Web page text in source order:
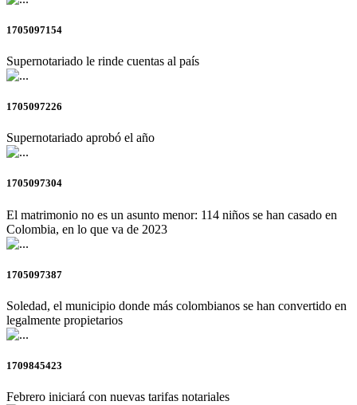
1705097154
Supernotariado le rinde cuentas al país
1705097226
Supernotariado aprobó el año
1705097304
El matrimonio no es un asunto menor: 114 niños se han casado en
Colombia, en lo que va de 2023
1705097387
Soledad, el municipio donde más colombianos se han convertido en
legalmente propietarios
1709845423
Febrero iniciará con nuevas tarifas notariales